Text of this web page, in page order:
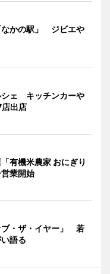
なかの駅」 ジビエや
シェ キッチンカーや
出店
有機米農家 おにぎり
業開始
ブ・ザ・イヤー」 若
語る